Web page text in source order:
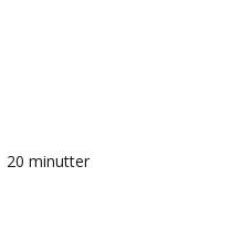
20 minutter